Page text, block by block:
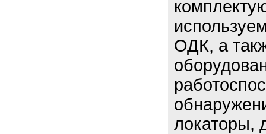
ОДК, а
локаторы,